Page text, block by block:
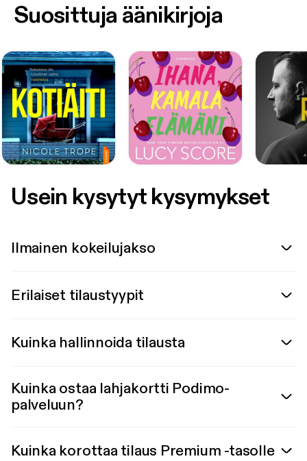
Suosittuja äänikirjoja
Usein kysytyt kysymykset
Ilmainen kokeilujakso
Erilaiset tilaustyypit
Kuinka hallinnoida tilausta
Kuinka ostaa lahjakortti Podimo-
palveluun?
Kuinka korottaa tilaus Premium -tasolle